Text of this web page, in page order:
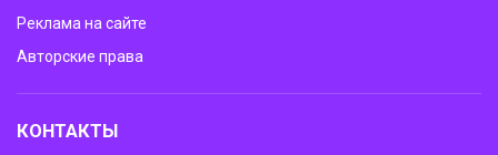
Реклама на сайте
Авторские права
КОНТАКТЫ